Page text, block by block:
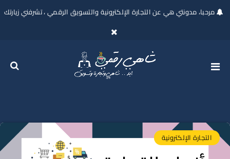
مرحبا، مدونتي هي عن التجارة الإلكترونية والتسويق الرقمي ، تشرفني زيارتك
التجارة الإلكترونية